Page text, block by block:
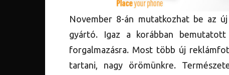
November 8-án mutatkozhat be az
gyártó. Igaz a korábban
forgalmazásra. Most több új
tartani, nagy örömünkre.